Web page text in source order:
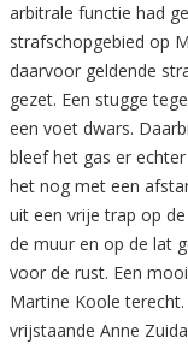
arbitrale functie had
strafschopgebied op
daarvoor geldende
gezet. Een stugge
een voet dwars.
bleef het gas er
het nog met een
uit een vrije trap op
de muur en op de lat
voor de rust. Een
Martine Koole
vrijstaande Anne